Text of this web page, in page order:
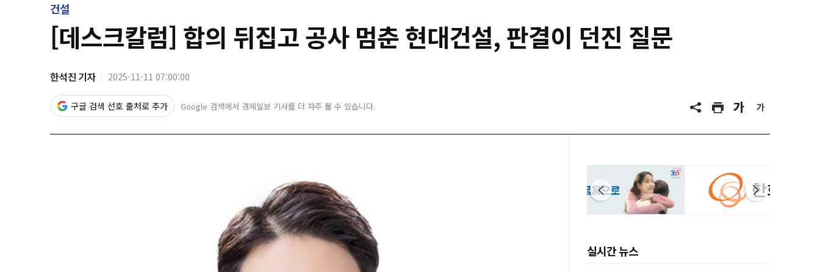
제주 30˚C
건설
[데스크칼럼] 합의 뒤집고 공사 멈춘 현대건설, 판결이 던진 질문
한석진 기자 2025-11-11 07:00:00
구글 검색 선호 출처로 추가 Google 검색에서 경제일보 기사를 더 자주 볼 수 있습니다.
실시간 뉴스